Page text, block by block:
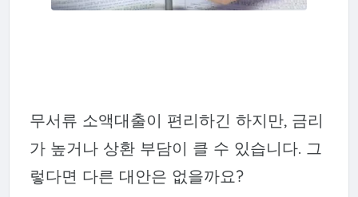
무서류 소액대출이 편리하긴 하지만, 금리
가 높거나 상환 부담이 클 수 있습니다. 그
렇다면 다른 대안은 없을까요?